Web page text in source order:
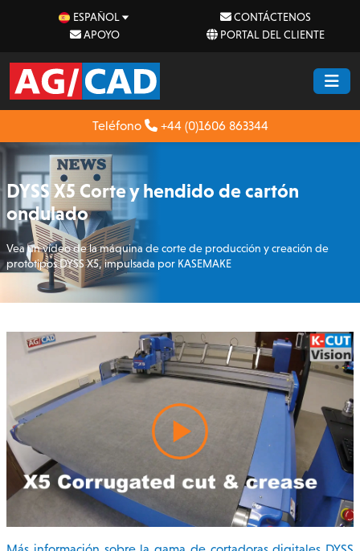
ESPAÑOL
CONTÁCTENOS
APOYO
PORTAL DEL CLIENTE
Teléfono +44 (0)1606 863344
DYSS X5 Corte y hendido de cartón
ondulado
Vea un vídeo de la máquina de corte de producción y creación de
prototipos DYSS X5, impulsada por KASEMAKE